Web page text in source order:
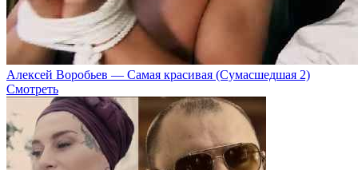
Алексей Воробьев — Самая красивая (Сумасшедшая 2)
Смотреть